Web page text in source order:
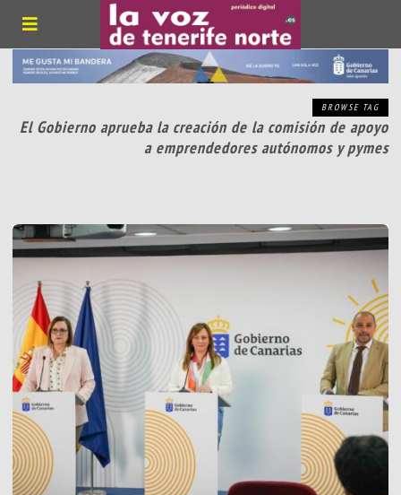
BROWSE TAG
El Gobierno aprueba la creación de la comisión de apoyo
a emprendedores autónomos y pymes